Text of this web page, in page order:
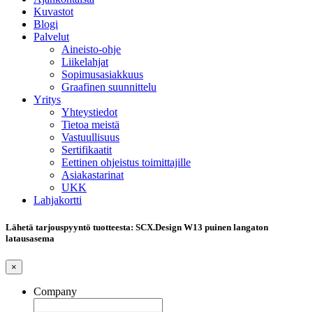
Kuvastot
Blogi
Palvelut
Aineisto-ohje
Liikelahjat
Sopimusasiakkuus
Graafinen suunnittelu
Yritys
Yhteystiedot
Tietoa meistä
Vastuullisuus
Sertifikaatit
Eettinen ohjeistus toimittajille
Asiakastarinat
UKK
Lahjakortti
Lähetä tarjouspyyntö tuotteesta: SCX.Design W13 puinen langaton
latausasema
×
Company